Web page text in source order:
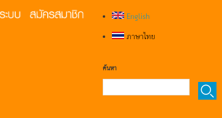
English
ภาษาไทย
ค้นหา